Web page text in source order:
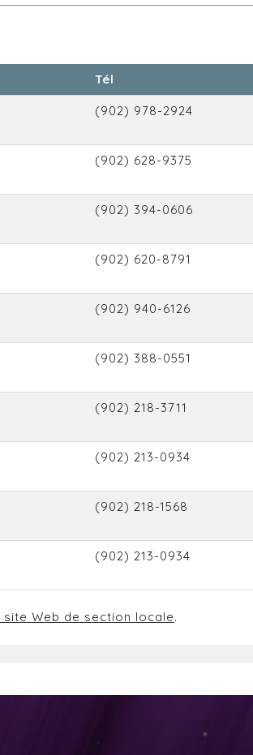
Tél
(902) 978-2924
(902) 628-9375
(902) 394-0606
(902) 620-8791
(902) 940-6126
(902) 388-0551
(902) 218-3711
(902) 213-0934
(902) 218-1568
(902) 213-0934
Web de section locale.